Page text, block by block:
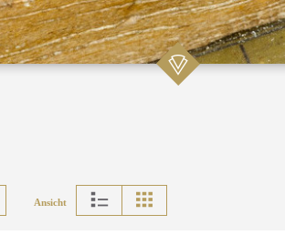
Ansicht